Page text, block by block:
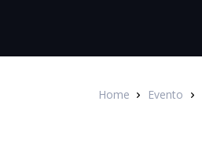
Home Evento